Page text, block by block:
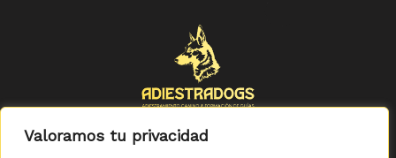
Valoramos tu privacidad